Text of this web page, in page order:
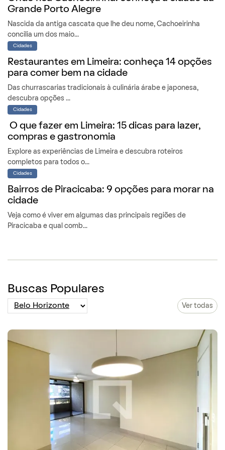
Grande Porto Alegre
Nascida da antiga cascata que lhe deu nome, Cachoeirinha
concilia um dos maio...
Cidades
Restaurantes em Limeira: conheça 14 opções
para comer bem na cidade
Das churrascarias tradicionais à culinária árabe e japonesa,
descubra opções ...
Cidades
O que fazer em Limeira: 15 dicas para lazer,
compras e gastronomia
Explore as experiências de Limeira e descubra roteiros
completos para todos o...
Cidades
Bairros de Piracicaba: 9 opções para morar na
cidade
Veja como é viver em algumas das principais regiões de
Piracicaba e qual comb...
Buscas Populares
Ver todas